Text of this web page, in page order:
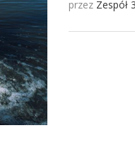
przez Zespół